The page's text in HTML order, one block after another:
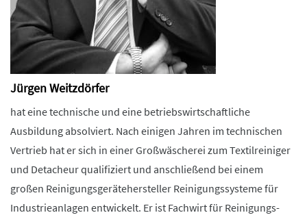
Jürgen Weitzdörfer
hat eine technische und eine betriebswirtschaftliche
Ausbildung absolviert. Nach einigen Jahren im technischen
Vertrieb hat er sich in einer Großwäscherei zum Textilreiniger
und Detacheur qualifiziert und anschließend bei einem
großen Reinigungsgerätehersteller Reinigungssysteme für
Industrieanlagen entwickelt. Er ist Fachwirt für Reinigungs-